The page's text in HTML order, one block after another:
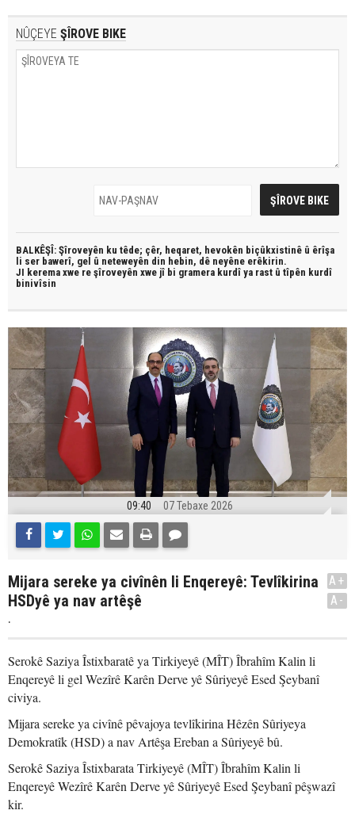
NÛÇEYE ŞÎROVE BIKE
BALKÊŞÎ: Şîroveyên ku têde; çêr, heqaret, hevokên biçûkxistinê û êrîşa
li ser bawerî, gel û neteweyên din hebin, dê neyêne erêkirin.
JI kerema xwe re şîroveyên xwe jî bi gramera kurdî ya rast û tîpên kurdî
binivîsin
09:40 07 Tebaxe 2026
Mijara sereke ya civînên li Enqereyê: Tevlîkirina
HSDyê ya nav artêşê
.
A+
A-
Serokê Saziya Îstixbaratê ya Tirkiyeyê (MÎT) Îbrahîm Kalin li
Enqereyê li gel Wezîrê Karên Derve yê Sûriyeyê Esed Şeybanî
civiya.
Mijara sereke ya civînê pêvajoya tevlîkirina Hêzên Sûriyeya
Demokratîk (HSD) a nav Artêşa Ereban a Sûriyeyê bû.
Serokê Saziya Îstixbarata Tirkiyeyê (MÎT) Îbrahîm Kalin li
Enqereyê Wezîrê Karên Derve yê Sûriyeyê Esed Şeybanî pêşwazî
kir.